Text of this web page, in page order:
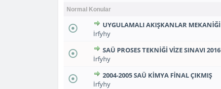
Normal Konular
UYGULAMALI AKIŞKANLAR
İrfyhy
0 Oy(lar) - Ortalama
12
SAÜ PROSES TEKNIĞI VIZE SINAVI 2016
İrfyhy
0 Oy(lar) - Ortalama
123
2004-2005 SAÜ KIMYA FINAL ÇIKMIŞ
İrfyhy
0 Oy(lar) - Ortalama 5
1